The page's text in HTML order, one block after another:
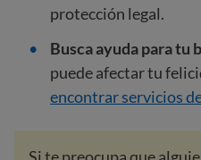
protección legal.
Busca ayuda para tu
puede afectar tu
encontrar servicios